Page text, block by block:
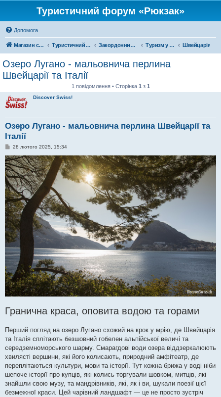
Туристичний форум «Рюкзак»
Допомога
Магазин спорядження Туристичний форум «Рюкзак» Закордонний туризм Туризм у Європі Швейцарія
Озеро Лугано - мальовнича перлина
Швейцарії та Італії
1 повідомлення • Сторінка 1 з 1
Discover Swiss!
Озеро Лугано - мальовнича перлина Швейцарії та
Італії
П
в
і
д
о
м
л
е
н
н
я
28 лютого 2025, 15:34
Гранична краса, оповита водою та горами
Перший погляд на озеро Лугано схожий на крок у мрію, де Швейцарія
та Італія сплітають безшовний гобелен альпійської величі та
середземноморського шарму. Смарагдові води озера віддзеркалюють
хвилясті вершини, які його колисають, природний амфітеатр, де
переплітаються культури, мови та історії. Тут кожна брижа у воді ніби
шепоче історії про купців, які колись торгували шовком, митців, які
знайшли свою музу, та мандрівників, які, як і ви, шукали поезії цієї
безмежної краси. Цей чарівний ландшафт — це не просто зустріч